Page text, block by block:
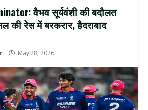
वैभव सूर्यवंशी की बदौलत
की रेस में बरकरार, हैदराबाद
May 28, 2026